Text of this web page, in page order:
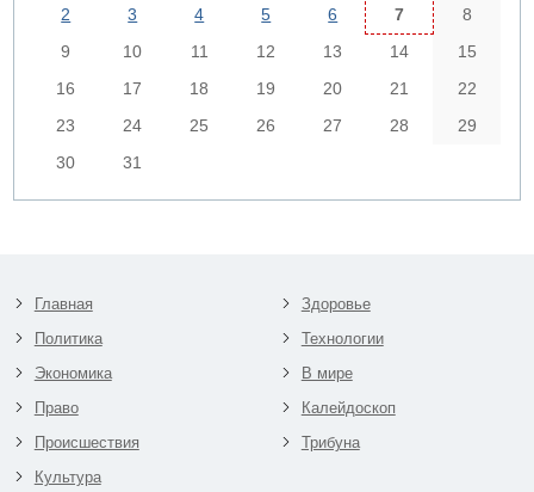
2
3 4 5 6 7
8
9
10 11 12 13 14
15
16
17 18 19 20 21
22
23
24 25 26 27 28
29
30
31
Главная
Политика
Экономика
Право
Происшествия
Культура
Здоровье
Технологии
В мире
Калейдоскоп
Трибуна